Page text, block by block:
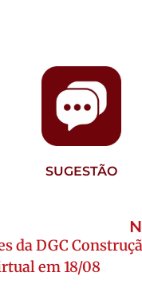
SUGESTÃO
da DGC
em 18/08